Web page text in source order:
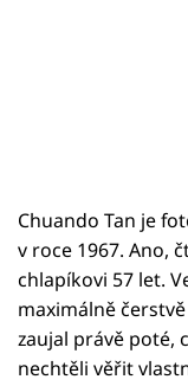
Chuando Tan je
v roce 1967. Ano,
chlapíkovi 57 let.
maximálně
zaujal právě poté,
nechtěli věřit